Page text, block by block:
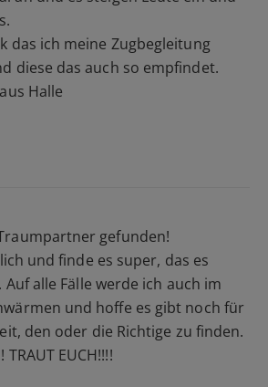
das ich meine Zugbegleitung
diese das auch so empfindet.
Halle
gefunden!
und finde es super, das es
alle Fälle werde ich auch im
und hoffe es gibt noch für
den oder die Richtige zu finden.
EUCH!!!!